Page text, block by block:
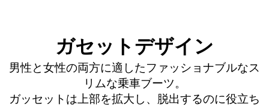
ガセットデザイン
男性と女性の両方に適したファッショナブルなス
リムな乗車ブーツ。
ガッセットは上部を拡大し、脱出するのに役立ち